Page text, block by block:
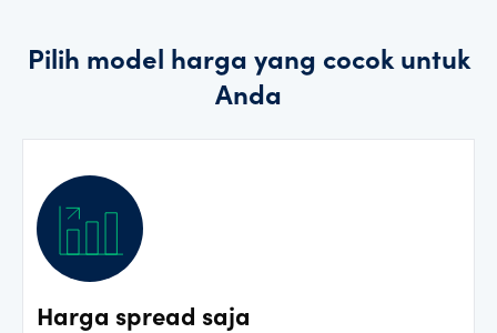
Pilih model harga yang cocok untuk
Anda
Harga spread saja